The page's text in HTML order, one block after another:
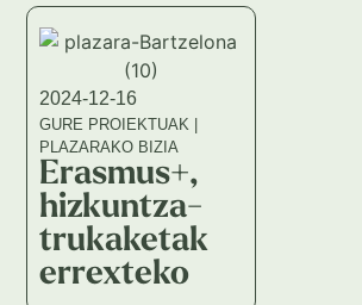
2024-12-16
GURE PROIEKTUAK |
PLAZARAKO BIZIA
Erasmus+,
hizkuntza-
trukaketak
errexteko